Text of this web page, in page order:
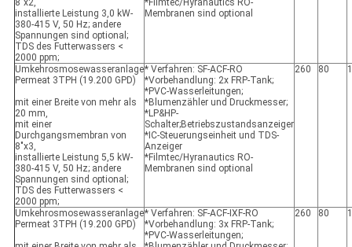
8"x2,
installierte Leistung 3,0 kW-
380-415 V, 50 Hz; andere
Spannungen sind optional;
TDS des Futterwassers <
2000 ppm;
*Filmtec/Hyranautics RO-
Membranen sind optional
Umkehrosmosewasseranlage
Permeat 3TPH (19.200 GPD)
mit einer Breite von mehr als
20 mm,
mit einer
Durchgangsmembran von
8"x3,
installierte Leistung 5,5 kW-
380-415 V, 50 Hz; andere
Spannungen sind optional;
TDS des Futterwassers <
2000 ppm;
* Verfahren: SF-ACF-RO
*Vorbehandlung: 2x FRP-Tank;
*PVC-Wasserleitungen;
*Blumenzähler und Druckmesser;
*LP&HP-
Schalter;Betriebszustandsanzeiger
*IC-Steuerungseinheit und TDS-
Anzeiger
*Filmtec/Hyranautics RO-
Membranen sind optional
260 80
Umkehrosmosewasseranlage
Permeat 3TPH (19.200 GPD)
* Verfahren: SF-ACF-IXF-RO
*Vorbehandlung: 3x FRP-Tank;
*PVC-Wasserleitungen;
260 80